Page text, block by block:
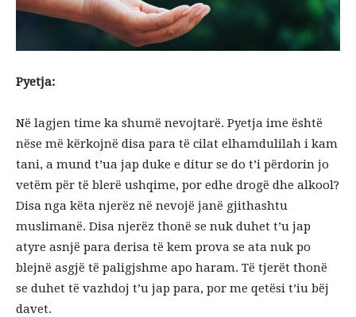
Pyetja:
Në lagjen time ka shumë nevojtarë. Pyetja ime është
nëse më kërkojnë disa para të cilat elhamdulilah i kam
tani, a mund t’ua jap duke e ditur se do t’i përdorin jo
vetëm për të blerë ushqime, por edhe drogë dhe alkool?
Disa nga këta njerëz në nevojë janë gjithashtu
muslimanë. Disa njerëz thonë se nuk duhet t’u jap
atyre asnjë para derisa të kem prova se ata nuk po
blejnë asgjë të paligjshme apo haram. Të tjerët thonë
se duhet të vazhdoj t’u jap para, por me qetësi t’iu bëj
davet.